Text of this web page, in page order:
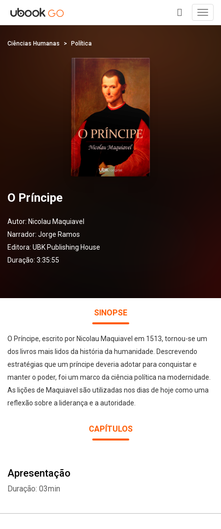
Ciências Humanas Política
O Príncipe
Autor: Nicolau Maquiavel
Narrador: Jorge Ramos
Editora: UBK Publishing House
Duração: 3:35:55
SINOPSE
O Príncipe, escrito por Nicolau Maquiavel em 1513, tornou-se um
dos livros mais lidos da história da humanidade. Descrevendo
estratégias que um príncipe deveria adotar para conquistar e
manter o poder, foi um marco da ciência política na modernidade.
As lições de Maquiavel são utilizadas nos dias de hoje como uma
reflexão sobre a liderança e a autoridade.
CAPÍTULOS
Apresentação
Duração: 03min